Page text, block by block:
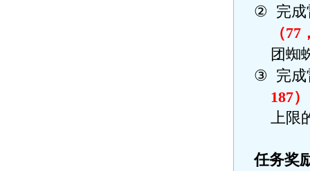
② 完
（77
团蜘
③ 完
187）
上限
任务奖